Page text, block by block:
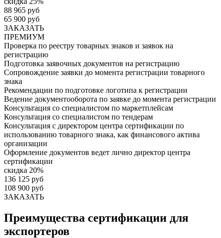
88 965 руб
65 900 руб
ЗАКАЗАТЬ
ПРЕМИУМ
Проверка по реестру товарных знаков и заявок на
регистрацию
Подготовка заявочных документов на регистрацию
Сопровождение заявки до момента регистрации товарного
знака
Рекомендации по подготовке логотипа к регистрации
Ведение документооборота по заявке до момента регистрации
Консультация со специалистом по маркетплейсам
Консультация со специалистом по тендерам
Консультация с директором центра сертификации по
использованию товарного знака, как финансового актива
организации
Оформление документов ведет лично директор центра
сертификации
скидка 20%
136 125 руб
108 900 руб
ЗАКАЗАТЬ
Преимущества сертификации для
экспортеров